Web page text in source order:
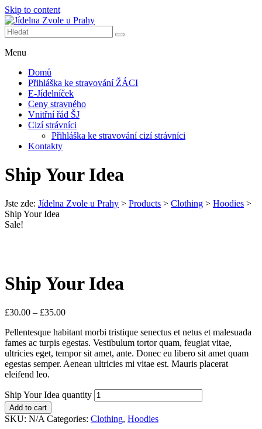
Skip to content
Další web používající WordPress
Menu
Domů
Přihláška ke stravování ŽÁCI
E-Jídelníček
Ceny stravného
Vnitřní řád ŠJ
Cizí strávníci
Přihláška ke stravování cizí strávníci
Kontakty
Ship Your Idea
Jste zde: Jídelna Zvole u Prahy > Products > Clothing > Hoodies >
Ship Your Idea
Sale!
Ship Your Idea
£30.00 – £35.00
Pellentesque habitant morbi tristique senectus et netus et malesuada
fames ac turpis egestas. Vestibulum tortor quam, feugiat vitae,
ultricies eget, tempor sit amet, ante. Donec eu libero sit amet quam
egestas semper. Aenean ultricies mi vitae est. Mauris placerat
eleifend leo.
Ship Your Idea quantity
Add to cart
SKU: N/A Categories: Clothing, Hoodies